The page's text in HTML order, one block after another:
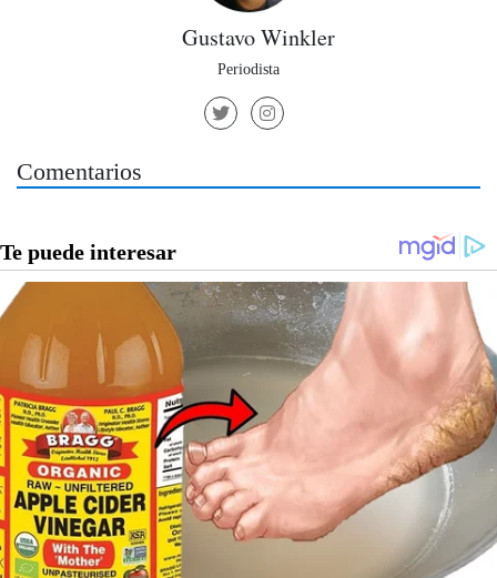
Gustavo Winkler
Periodista
Comentarios